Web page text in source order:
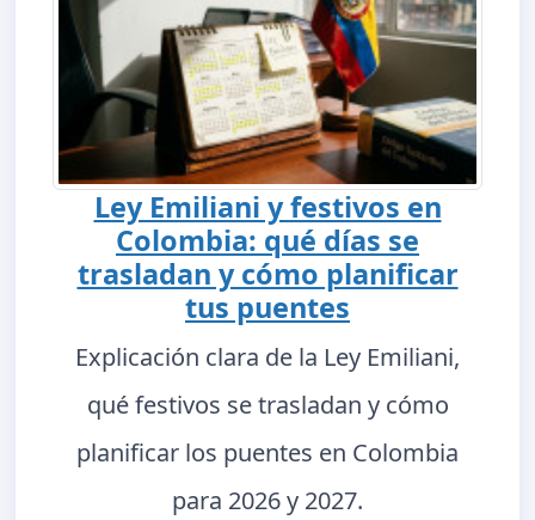
Ley Emiliani y festivos en
Colombia: qué días se
trasladan y cómo planificar
tus puentes
Explicación clara de la Ley Emiliani,
qué festivos se trasladan y cómo
planificar los puentes en Colombia
para 2026 y 2027.